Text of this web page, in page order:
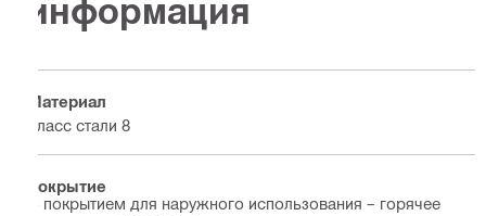
информация
Материал
Класс стали 8
Покрытие
С покрытием для наружного использования – горячее